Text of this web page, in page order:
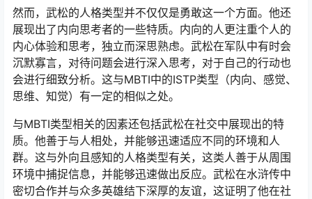
然而，武松的人格类型并不仅仅是勇敢这一个方面。他还
展现出了内向思考者的一些特质。内向的人更注重个人的
内心体验和思考，独立而深思熟虑。武松在军队中有时会
沉默寡言，对待问题会进行深入思考，对于自己的行动也
会进行细致分析。这与MBTI中的ISTP类型（内向、感觉、
思维、知觉）有一定的相似之处。
与MBTI类型相关的因素还包括武松在社交中展现出的特
质。他善于与人相处，并能够迅速适应不同的环境和人
群。这与外向且感知的人格类型有关，这类人善于从周围
环境中捕捉信息，并能够迅速做出反应。武松在水浒传中
密切合作并与众多英雄结下深厚的友谊，这证明了他在社